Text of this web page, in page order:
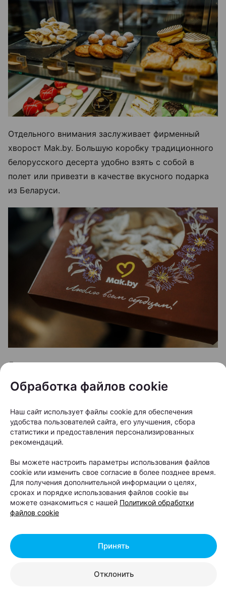
Отдельного внимания заслуживает фирменный
хворост Mak.by. Большую коробку традиционного
белорусского десерта удобно взять с собой в
полет или привезти в качестве вкусного подарка
из Беларуси.
Для маленьких путешественников в аэропорту
можно приобрести Кидс Мил в эксклюзивной
упаковке, созданной совместно Mak.by и Belavia.
Дополнительно организована творческая зона с
раскрасками и мелками, где дети смогут
интересно провести время в ожидании рейса.
Обработка файлов cookie
Наш сайт использует файлы cookie для обеспечения
удобства пользователей сайта, его улучшения, сбора
статистики и предоставления персонализированных
рекомендаций.
Вы можете настроить параметры использования файлов
cookie или изменить свое согласие в более позднее время.
Для получения дополнительной информации о целях,
сроках и порядке использования файлов cookie вы
можете ознакомиться с нашей Политикой обработки
файлов cookie
Отклонить
Принять